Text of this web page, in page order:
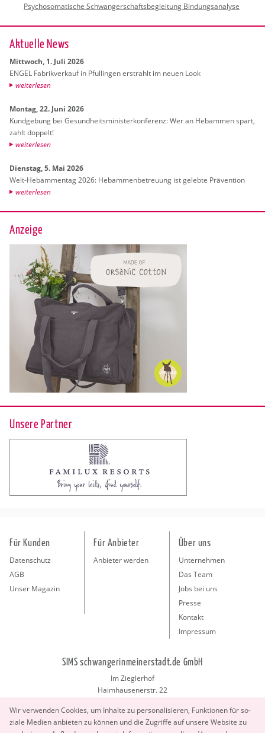
Psychosomatische Schwangerschaftsbegleitung Bindungsanalyse
Ak­tu­el­le News
Mitt­woch, 1. Juli 2026
ENGEL Fa­brik­ver­kauf in Pful­lin­gen er­strahlt im neuen Look
wei­ter­le­sen
Mon­tag, 22. Juni 2026
Kund­ge­bung bei Ge­sund­heits­mi­nis­ter­kon­fe­renz: Wer an Heb­am­men spart,
zahlt dop­pelt!
wei­ter­le­sen
Diens­tag, 5. Mai 2026
Welt-Heb­am­men­tag 2026: Heb­am­men­be­treu­ung ist ge­leb­te Prä­ven­ti­on
wei­ter­le­sen
Anzeige
Unsere Partner
Wir ver­wen­den Coo­kies, um In­hal­te zu per­so­na­li­sie­ren, Funk­tio­nen für so­
zia­le Me­di­en an­bie­ten zu kön­nen und die Zu­grif­fe auf un­se­re Web­site zu
Für Kunden
Datenschutz
AGB
Unser Magazin
Für Anbieter
Anbieter werden
Über uns
Unternehmen
Das Team
Jobs bei uns
Presse
Kontakt
Impressum
SIMS schwangerinmeinerstadt.de GmbH
Im Zieglerhof
Haimhausenerstr. 22
info@schwangerinmeinerstadt.de